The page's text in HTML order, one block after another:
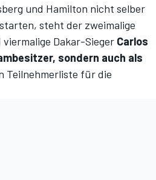
und Hamilton nicht selber
steht der zweimalige
Dakar-Sieger Carlos
sondern auch als
Teilnehmerliste für die